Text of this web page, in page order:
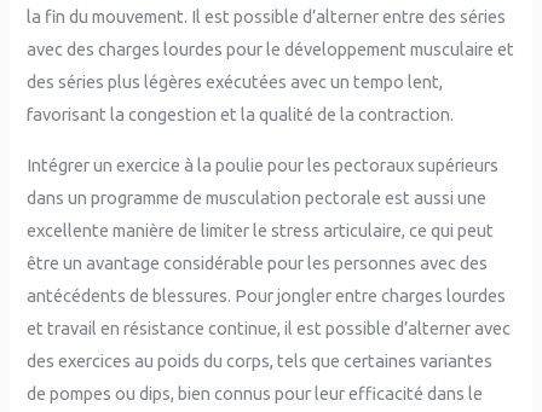
la fin du mouvement. Il est possible d’alterner entre des séries
avec des charges lourdes pour le développement musculaire et
des séries plus légères exécutées avec un tempo lent,
favorisant la congestion et la qualité de la contraction.
Intégrer un exercice à la poulie pour les pectoraux supérieurs
dans un programme de musculation pectorale est aussi une
excellente manière de limiter le stress articulaire, ce qui peut
être un avantage considérable pour les personnes avec des
antécédents de blessures. Pour jongler entre charges lourdes
et travail en résistance continue, il est possible d’alterner avec
des exercices au poids du corps, tels que certaines variantes
de pompes ou dips, bien connus pour leur efficacité dans le